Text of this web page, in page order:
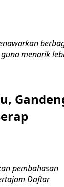
menarik
pembahasan
Daftar